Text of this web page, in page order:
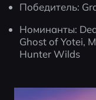
Победитель:
Номинанты:
Ghost of Yotei,
Hunter Wilds